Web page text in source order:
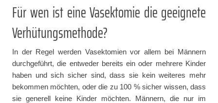
Für wen ist eine Vasektomie die geeignete
Verhütungsmethode?
In der Regel werden Vasektomien vor allem bei Männern
durchgeführt, die entweder bereits ein oder mehrere Kinder
haben und sich sicher sind, dass sie kein weiteres mehr
bekommen möchten, oder die zu 100 % sicher wissen, dass
sie generell keine Kinder möchten. Männern, die nur im